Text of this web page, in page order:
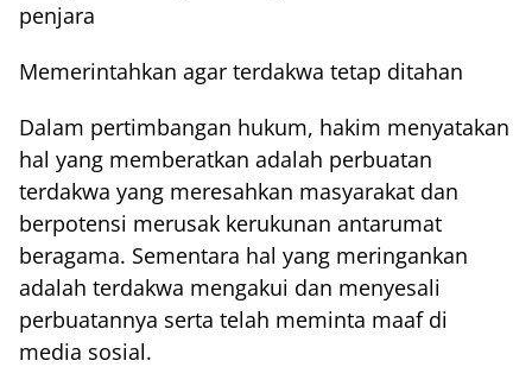
penjara
Memerintahkan agar terdakwa tetap ditahan
Dalam pertimbangan hukum, hakim menyatakan
hal yang memberatkan adalah perbuatan
terdakwa yang meresahkan masyarakat dan
berpotensi merusak kerukunan antarumat
beragama. Sementara hal yang meringankan
adalah terdakwa mengakui dan menyesali
perbuatannya serta telah meminta maaf di
media sosial.